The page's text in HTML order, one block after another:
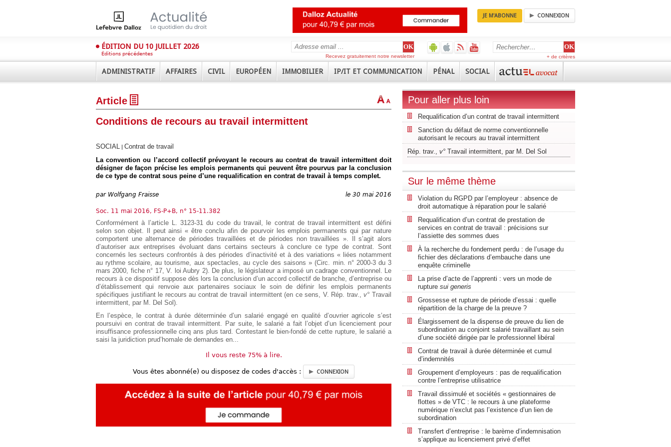
JE M'ABONNE CONNEXION
ÉDITION DU 10 JUILLET 2026
Éditions précédentes
+ de critères
Recevez gratuitement notre newsletter
ADMINISTRATIF AFFAIRES CIVIL EUROPÉEN IMMOBILIER IP/IT ET COMMUNICATION PÉNAL SOCIAL
Article
Conditions de recours au travail intermittent
SOCIAL Contrat de travail
La convention ou l’accord collectif prévoyant le recours au contrat de travail intermittent doit
désigner de façon précise les emplois permanents qui peuvent être pourvus par la conclusion
de ce type de contrat sous peine d’une requalification en contrat de travail à temps complet.
par Wolfgang Fraisse le 30 mai 2016
Soc. 11 mai 2016, FS-P+B, n° 15-11.382
Conformément à l’article L. 3123-31 du code du travail, le contrat de travail intermittent est défini
selon son objet. Il peut ainsi « être conclu afin de pourvoir les emplois permanents qui par nature
comportent une alternance de périodes travaillées et de périodes non travaillées ». Il s’agit alors
d’autoriser aux entreprises évoluant dans certains secteurs à conclure ce type de contrat. Sont
concernés les secteurs confrontés à des périodes d’inactivité et à des variations « liées notamment
au rythme scolaire, au tourisme, aux spectacles, au cycle des saisons » (Circ. min. n° 2000-3 du 3
mars 2000, fiche n° 17, V. loi Aubry 2). De plus, le législateur a imposé un cadrage conventionnel. Le
recours à ce dispositif suppose dès lors la conclusion d’un accord collectif de branche, d’entreprise ou
d’établissement qui renvoie aux partenaires sociaux le soin de définir les emplois permanents
spécifiques justifiant le recours au contrat de travail intermittent (en ce sens, V. Rép. trav.,v° Travail
intermittent, par M. Del Sol).
En l’espèce, le contrat à durée déterminée d’un salarié engagé en qualité d’ouvrier agricole s’est
poursuivi en contrat de travail intermittent. Par suite, le salarié a fait l’objet d’un licenciement pour
insuffisance professionnelle cinq ans plus tard. Contestant le bien-fondé de cette rupture, le salarié a
saisi la juridiction prud’homale de demandes en...
Il vous reste 75% à lire.
Vous êtes abonné(e) ou disposez de codes d'accès : CONNEXION
Pour aller plus loin
Requalification d’un contrat de travail intermittent
Sanction du défaut de norme conventionnelle
autorisant le recours au travail intermittent
Rép. trav., v° Travail intermittent, par M. Del Sol
Sur le même thème
Violation du RGPD par l’employeur : absence de
droit automatique à réparation pour le salarié
Requalification d’un contrat de prestation de
services en contrat de travail : précisions sur
l’assiette des sommes dues
À la recherche du fondement perdu : de l’usage du
fichier des déclarations d’embauche dans une
enquête criminelle
La prise d’acte de l’apprenti : vers un mode de
rupture sui generis
Grossesse et rupture de période d’essai : quelle
répartition de la charge de la preuve ?
Élargissement de la dispense de preuve du lien de
subordination au conjoint salarié travaillant au sein
d’une société dirigée par le professionnel libéral
Contrat de travail à durée déterminée et cumul
d’indemnités
Groupement d’employeurs : pas de requalification
contre l’entreprise utilisatrice
Travail dissimulé et sociétés « gestionnaires de
flottes » de VTC : le recours à une plateforme
numérique n’exclut pas l’existence d’un lien de
subordination
Transfert d’entreprise : le barème d’indemnisation
s’applique au licenciement privé d’effet